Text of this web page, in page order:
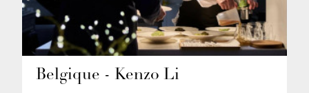
Belgique - Kenzo Li